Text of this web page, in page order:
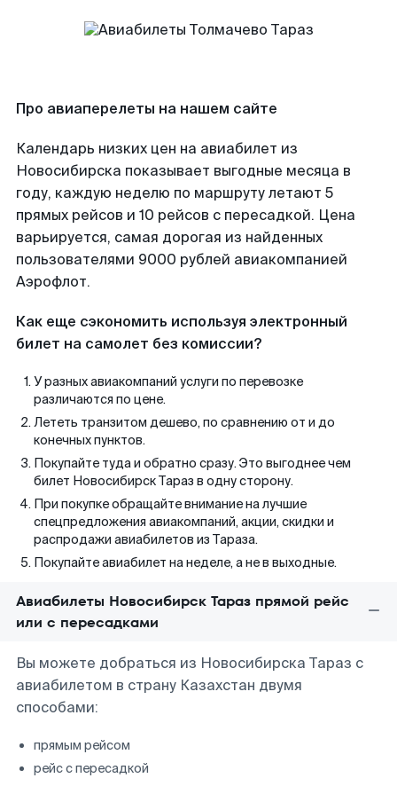
Про авиаперелеты на нашем сайте
Календарь низких цен на авиабилет из
Новосибирска показывает выгодные месяца в
году, каждую неделю по маршруту летают 5
прямых рейсов и 10 рейсов с пересадкой. Цена
варьируется, самая дорогая из найденных
пользователями 9000 рублей авиакомпанией
Аэрофлот.
Как еще сэкономить используя электронный
билет на самолет без комиссии?
У разных авиакомпаний услуги по перевозке
различаются по цене.
Лететь транзитом дешево, по сравнению от и до
конечных пунктов.
Покупайте туда и обратно сразу. Это выгоднее чем
билет Новосибирск Тараз в одну сторону.
При покупке обращайте внимание на лучшие
спецпредложения авиакомпаний, акции, скидки и
распродажи авиабилетов из Тараза.
Покупайте авиабилет на неделе, а не в выходные.
Авиабилеты Новосибирск Тараз прямой рейс
или с пересадками
Вы можете добраться из Новосибирска Тараз с
авиабилетом в страну Казахстан двумя
способами:
прямым рейсом
рейс с пересадкой